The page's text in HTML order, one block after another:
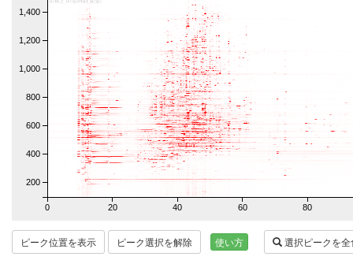
0 20 40 60 80
200
400
600
800
1,000
1,200
1,400
ピーク位置を表示 ピーク選択を解除 使い方 選択ピークを